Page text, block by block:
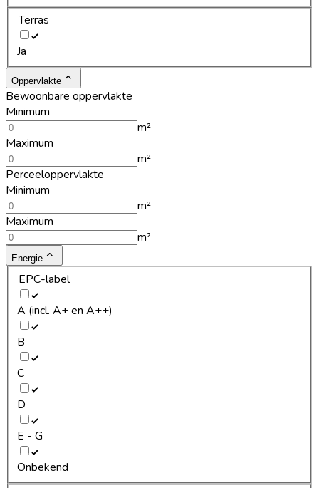
Terras
Ja
Oppervlakte
Bewoonbare oppervlakte
Minimum
m²
Maximum
m²
Perceeloppervlakte
Minimum
m²
Maximum
m²
Energie
EPC-label
A (incl. A+ en A++)
B
C
D
E - G
Onbekend